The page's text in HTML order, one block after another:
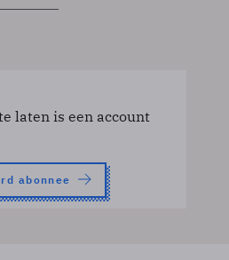
laten is een account
abonnee